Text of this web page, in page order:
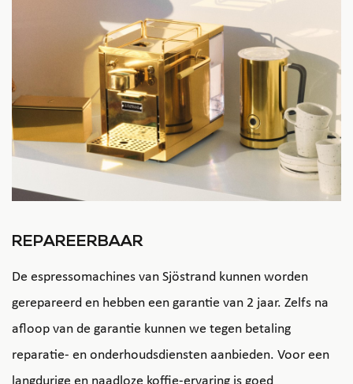
REPAREERBAAR
De espressomachines van Sjöstrand kunnen worden
gerepareerd en hebben een garantie van 2 jaar. Zelfs na
afloop van de garantie kunnen we tegen betaling
reparatie- en onderhoudsdiensten aanbieden. Voor een